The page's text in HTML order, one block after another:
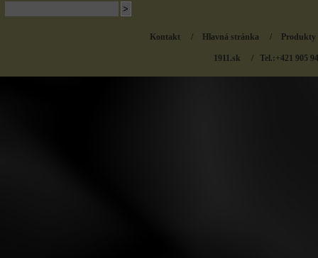
Kontakt / Hlavná stránka / Produkty
1911.sk / Tel.:+421 905